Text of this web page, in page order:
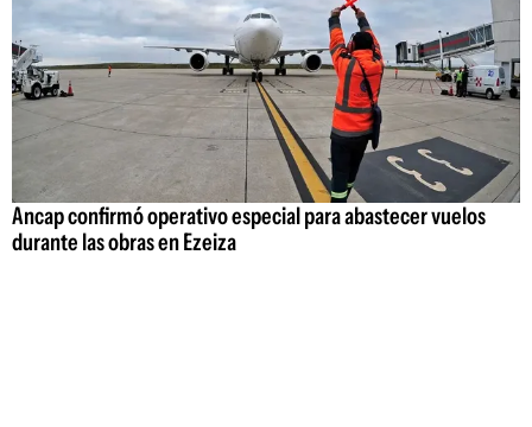
Ancap confirmó operativo especial para abastecer vuelos
durante las obras en Ezeiza